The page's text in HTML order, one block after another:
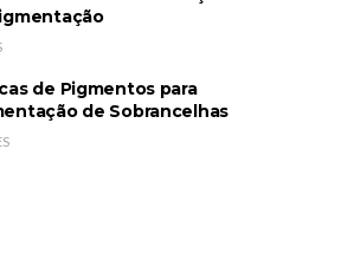
de Pigmentos para
de Sobrancelhas